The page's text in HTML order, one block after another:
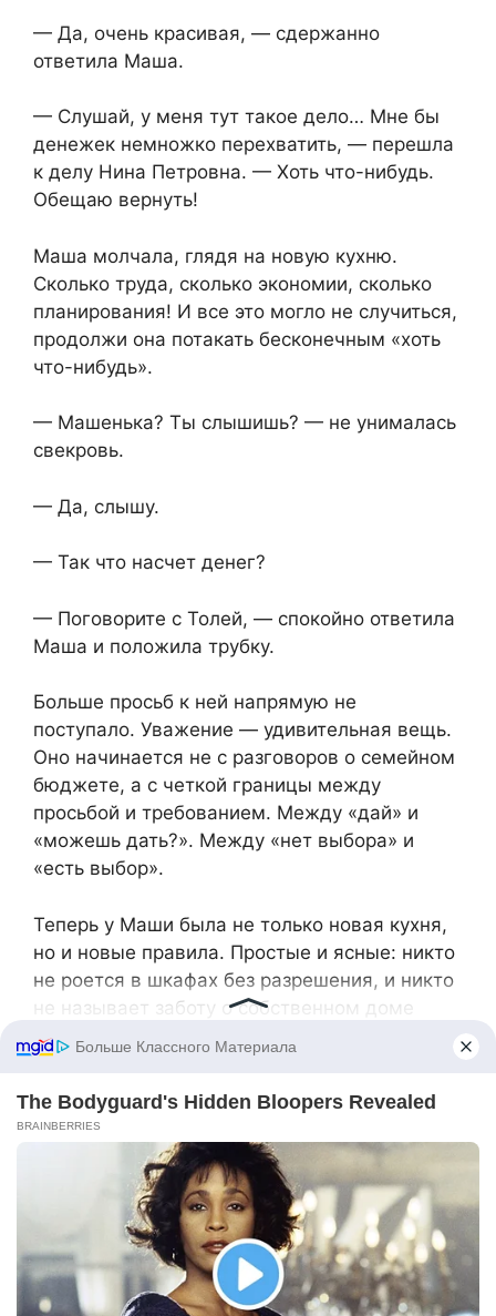
— Да, очень красивая, — сдержанно
ответила Маша.
— Слушай, у меня тут такое дело… Мне бы
денежек немножко перехватить, — перешла
к делу Нина Петровна. — Хоть что-нибудь.
Обещаю вернуть!
Маша молчала, глядя на новую кухню.
Сколько труда, сколько экономии, сколько
планирования! И все это могло не случиться,
продолжи она потакать бесконечным «хоть
что-нибудь».
— Машенька? Ты слышишь? — не унималась
свекровь.
— Да, слышу.
— Так что насчет денег?
— Поговорите с Толей, — спокойно ответила
Маша и положила трубку.
Больше просьб к ней напрямую не
поступало. Уважение — удивительная вещь.
Оно начинается не с разговоров о семейном
бюджете, а с четкой границы между
просьбой и требованием. Между «дай» и
«можешь дать?». Между «нет выбора» и
«есть выбор».
Теперь у Маши была не только новая кухня,
но и новые правила. Простые и ясные: никто
не роется в шкафах без разрешения, и никто
не называет заботу о собственном доме
жадностью.
Толя со временем привык — или смирился —
с новым порядком вещей. А Маша больше не
пряталась, чтобы отложить деньги на свою
мечту. В конце концов, настоящая семья —
это когда радуются счастью друг друга, а не
пытаются его отобрать.